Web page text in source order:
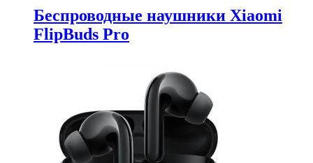
Беспроводные наушники Xiaomi
FlipBuds Pro